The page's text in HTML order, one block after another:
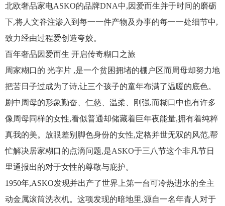
北欧奢品家电ASKO的品牌DNA中,因爱而生并于时间的磨砺
下,将人文眷注渗入到每一一件产物及办事的每一一处细节中,
致力经由过程爱创造夸姣。
百年奢品因爱而生 开启传奇糊口之旅
周家糊口的 光字片 ,是一个贫困拥堵的棚户区而周母却努力地
把苦日子过成为了诗,让三个孩子的童年布满了温暖的底色。
剧中周母的形象勤奋、仁慈、温柔、刚强,而糊口中也有许多
像周母同样的女性,看似普通却储藏着巨年夜能量,拥有着纯粹
真我的美。放眼差别脚色身份的女性,定格并世无双的风范,帮
忙解决居家糊口的点滴问题,是ASKO于三八节这个非凡节日
里通报出的对于女性的尊敬与庇护。
1950年,ASKO发现并出产了世界上第一台可冷热进水的全主
动金属滚筒洗衣机。这项发现的暗地里,源自一名年青人对于